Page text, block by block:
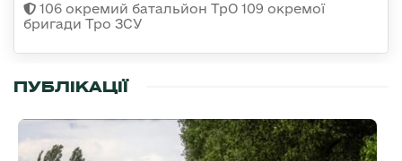
106 окремий батальйон ТрО 109 окремої
бригади Тро ЗСУ
ПУБЛІКАЦІЇ